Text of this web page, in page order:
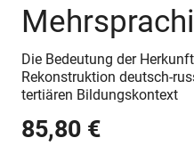
Die Bedeutung der
Rekonstruktion deutsch-
tertiären Bildungskontext
85,80 €